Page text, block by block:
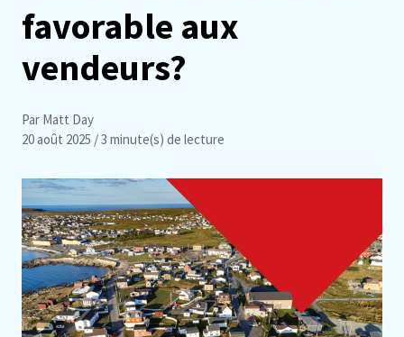
favorable aux
vendeurs?
Par Matt Day
20 août 2025 / 3 minute(s) de lecture